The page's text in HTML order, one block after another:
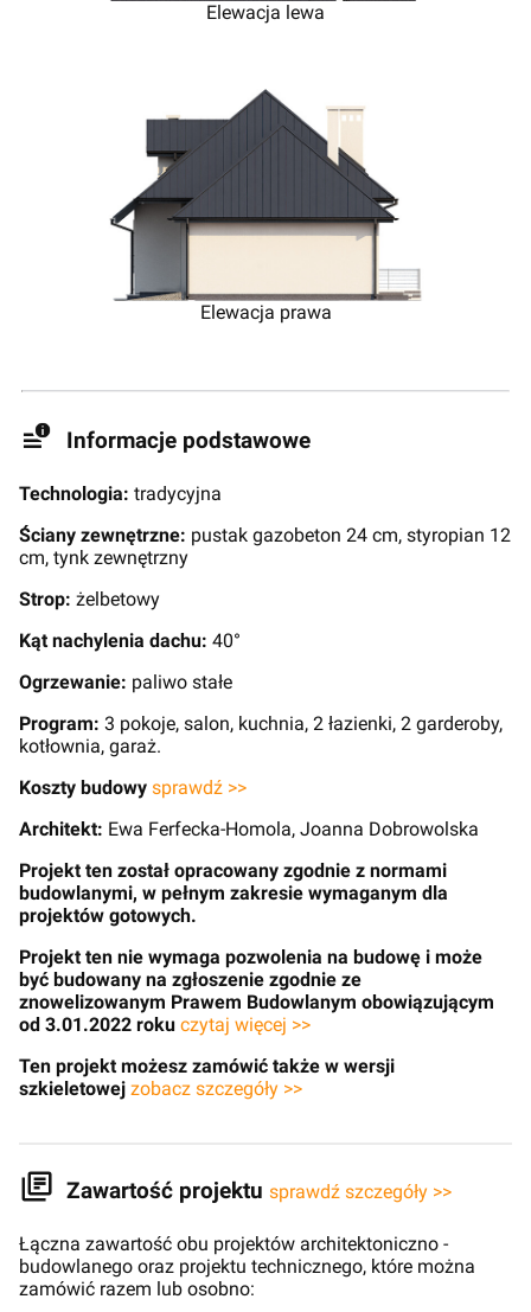
Elewacja lewa
Elewacja prawa
Informacje podstawowe
Technologia: tradycyjna
Ściany zewnętrzne: pustak gazobeton 24 cm, styropian 12
cm, tynk zewnętrzny
Strop: żelbetowy
Kąt nachylenia dachu: 40°
Ogrzewanie: paliwo stałe
Program: 3 pokoje, salon, kuchnia, 2 łazienki, 2 garderoby,
kotłownia, garaż.
Koszty budowy sprawdź >>
Architekt: Ewa Ferfecka-Homola, Joanna Dobrowolska
Projekt ten został opracowany zgodnie z normami
budowlanymi, w pełnym zakresie wymaganym dla
projektów gotowych.
Projekt ten nie wymaga pozwolenia na budowę i może
być budowany na zgłoszenie zgodnie ze
znowelizowanym Prawem Budowlanym obowiązującym
od 3.01.2022 roku czytaj więcej >>
Ten projekt możesz zamówić także w wersji
szkieletowej zobacz szczegóły >>
Zawartość projektu sprawdź szczegóły >>
Łączna zawartość obu projektów architektoniczno -
budowlanego oraz projektu technicznego, które można
zamówić razem lub osobno: